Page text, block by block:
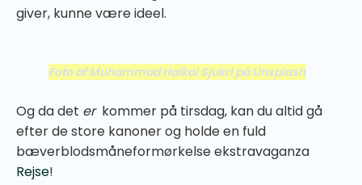
giver, kunne være ideel.
Foto af Muhammad Haikal Sjukri på Unsplash
Og da det er kommer på tirsdag, kan du altid gå
efter de store kanoner og holde en fuld
bæverblodsmåneformørkelse ekstravaganza
Rejse!